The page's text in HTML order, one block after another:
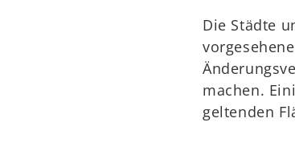
Die Städte
machen.
geltenden